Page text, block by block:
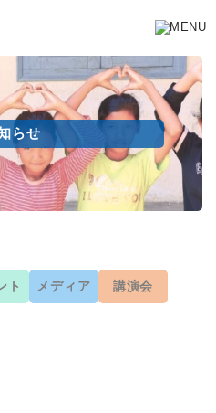
らせ
ト メディア 講演会